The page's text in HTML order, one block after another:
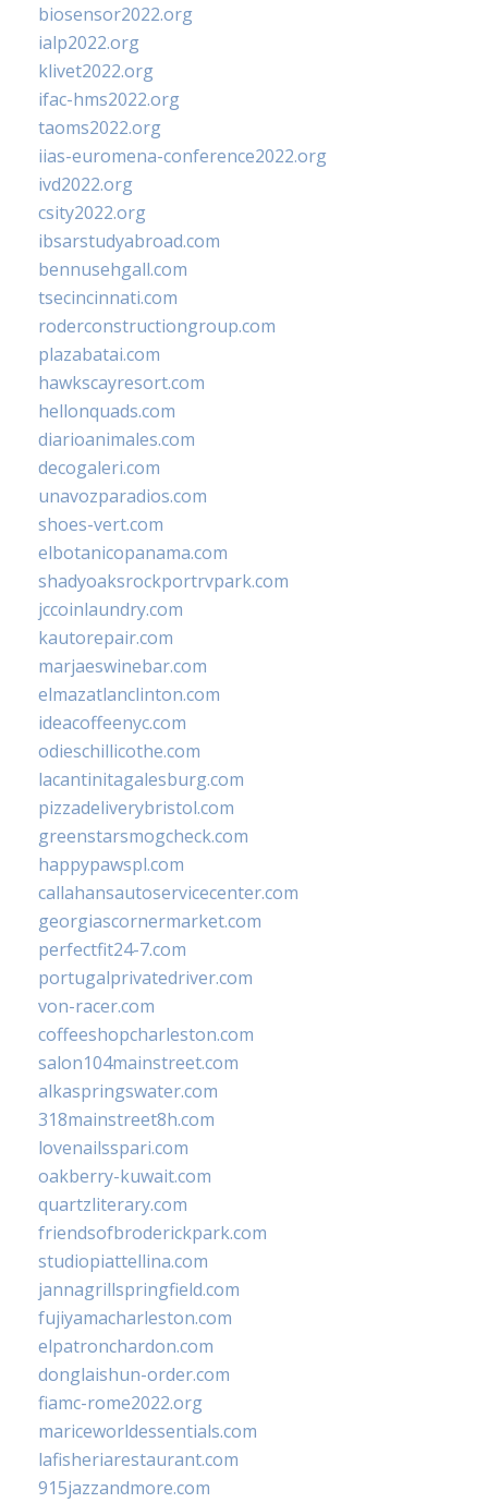
biosensor2022.org
ialp2022.org
klivet2022.org
ifac-hms2022.org
taoms2022.org
iias-euromena-conference2022.org
ivd2022.org
csity2022.org
ibsarstudyabroad.com
bennusehgall.com
tsecincinnati.com
roderconstructiongroup.com
plazabatai.com
hawkscayresort.com
hellonquads.com
diarioanimales.com
decogaleri.com
unavozparadios.com
shoes-vert.com
elbotanicopanama.com
shadyoaksrockportrvpark.com
jccoinlaundry.com
kautorepair.com
marjaeswinebar.com
elmazatlanclinton.com
ideacoffeenyc.com
odieschillicothe.com
lacantinitagalesburg.com
pizzadeliverybristol.com
greenstarsmogcheck.com
happypawspl.com
callahansautoservicecenter.com
georgiascornermarket.com
perfectfit24-7.com
portugalprivatedriver.com
von-racer.com
coffeeshopcharleston.com
salon104mainstreet.com
alkaspringswater.com
318mainstreet8h.com
lovenailsspari.com
oakberry-kuwait.com
quartzliterary.com
friendsofbroderickpark.com
studiopiattellina.com
jannagrillspringfield.com
fujiyamacharleston.com
elpatronchardon.com
donglaishun-order.com
fiamc-rome2022.org
mariceworldessentials.com
lafisheriarestaurant.com
915jazzandmore.com